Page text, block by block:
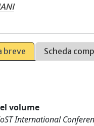
breve Scheda
volume
International